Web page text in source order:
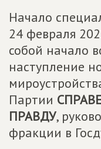
Начало
24 февраля
собой начало
наступление
Партии
ПРАВДУ,
фракции в